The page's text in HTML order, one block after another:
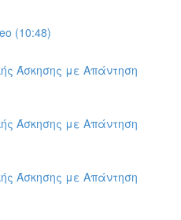
(10:48)
Άσκησης με Απάντηση
Άσκησης με Απάντηση
Άσκησης με Απάντηση